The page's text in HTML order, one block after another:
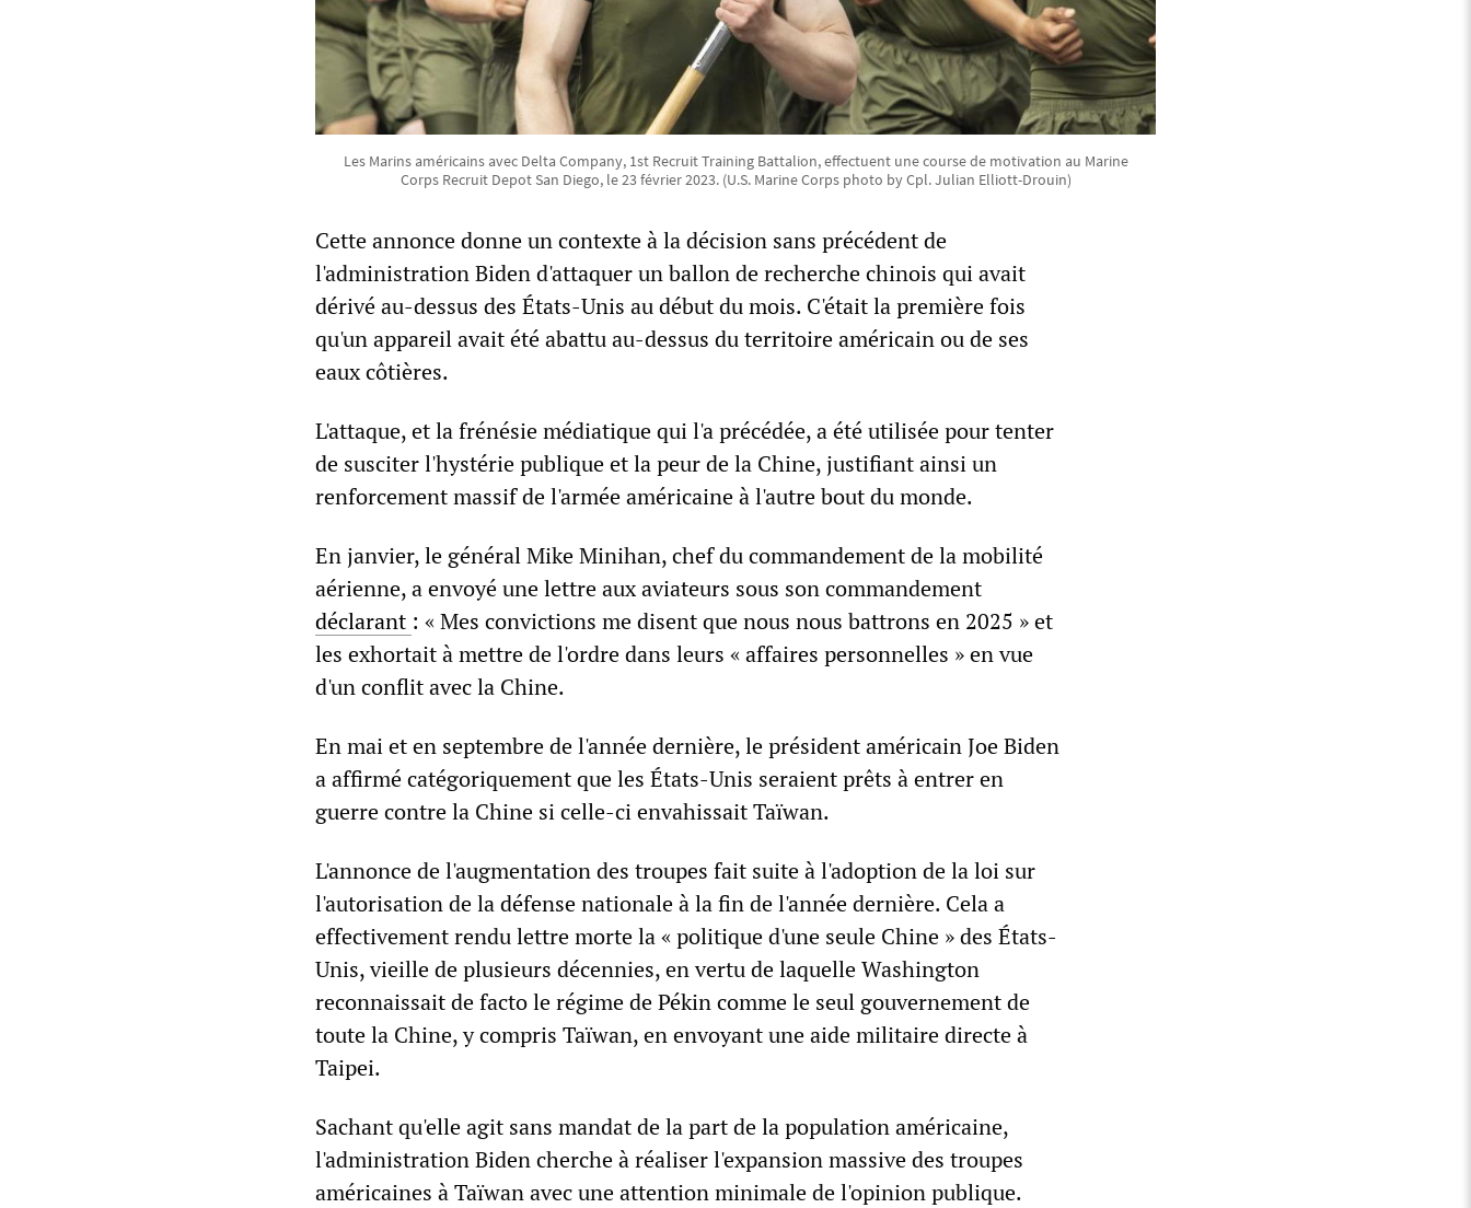
Les Marins américains avec Delta Company, 1st Recruit Training Battalion, effectuent une course de motivation au Marine
Corps Recruit Depot San Diego, le 23 février 2023. (U.S. Marine Corps photo by Cpl. Julian Elliott-Drouin)
Cette annonce donne un contexte à la décision sans précédent de
l'administration Biden d'attaquer un ballon de recherche chinois qui avait
dérivé au-dessus des États-Unis au début du mois. C'était la première fois
qu'un appareil avait été abattu au-dessus du territoire américain ou de ses
eaux côtières.
L'attaque, et la frénésie médiatique qui l'a précédée, a été utilisée pour tenter
de susciter l'hystérie publique et la peur de la Chine, justifiant ainsi un
renforcement massif de l'armée américaine à l'autre bout du monde.
En janvier, le général Mike Minihan, chef du commandement de la mobilité
aérienne, a envoyé une lettre aux aviateurs sous son commandement
déclarant : « Mes convictions me disent que nous nous battrons en 2025 » et
les exhortait à mettre de l'ordre dans leurs « affaires personnelles » en vue
d'un conflit avec la Chine.
En mai et en septembre de l'année dernière, le président américain Joe Biden
a affirmé catégoriquement que les États-Unis seraient prêts à entrer en
guerre contre la Chine si celle-ci envahissait Taïwan.
L'annonce de l'augmentation des troupes fait suite à l'adoption de la loi sur
l'autorisation de la défense nationale à la fin de l'année dernière. Cela a
effectivement rendu lettre morte la « politique d'une seule Chine » des États-
Unis, vieille de plusieurs décennies, en vertu de laquelle Washington
reconnaissait de facto le régime de Pékin comme le seul gouvernement de
toute la Chine, y compris Taïwan, en envoyant une aide militaire directe à
Taipei.
Sachant qu'elle agit sans mandat de la part de la population américaine,
l'administration Biden cherche à réaliser l'expansion massive des troupes
américaines à Taïwan avec une attention minimale de l'opinion publique.